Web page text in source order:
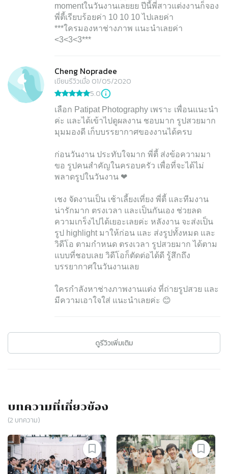
momentในวันงานเลยยย ปีนี้พี่สาวแต่งงานก็จอง
พี่ตี้เรียบร้อยค่า 10 10 10 ไปเลยค่า
***ใครมองหาช่างภาพ แนะนำเลยค่า
Cheng Nopradee
เขียนรีวิวเมื่อ 01/05/2020
5.0
เลือก Patipat Photography เพราะ เพื่อนแนะนำ
ค่ะ และได้เข้าไปดูผลงาน ชอบมาก รูปสวยมาก
มุมมองดี เก็บบรรยากาศของงานได้ครบ
ก่อนวันงาน ประทับใจมาก พี่ตี้ ส่งข้อความมา
ขอ รูปคนสำคัญในครอบครัว เพื่อที่จะได้ไม่
พลาดรูปในวันงาน ❤
เชง จัดงานเป็น เช้าเลี้ยงเที่ยง พี่ตี้ และทีมงาน
น่ารักมาก ตรงเวลา และเป็นกันเอง ช่วยลด
ความเกร็งไปได้เยอะเลยค่ะ หลังงาน จะส่งเป็น
รูป highlight มาให้ก่อน และ ส่งรูปทั้งหมด และ
วิดีโอ ตามกำหนด ตรงเวลา รูปสวยมาก ได้ตาม
แบบที่ชอบเลย วิดีโอก็ตัดต่อได้ดี รู้สึกถึง
บรรยากาศในวันงานเลย
ใครกำลังหาช่างภาพงานแต่ง ที่ถ่ายรูปสวย และ
มีความเอาใจใส่ แนะนำเลยค่ะ 😊
ดูรีวิวเพิ่มเติม
บทความที่เกี่ยวข้อง
(2 บทความ)